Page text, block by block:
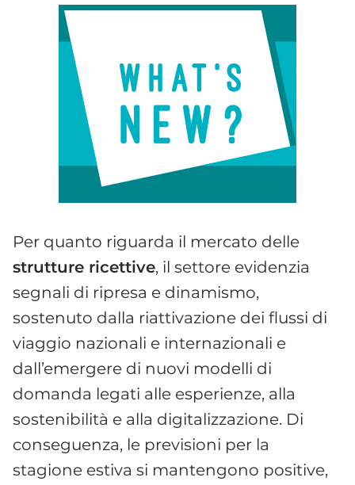
Per quanto riguarda il mercato delle
strutture ricettive, il settore evidenzia
segnali di ripresa e dinamismo,
sostenuto dalla riattivazione dei flussi di
viaggio nazionali e internazionali e
dall’emergere di nuovi modelli di
domanda legati alle esperienze, alla
sostenibilità e alla digitalizzazione. Di
conseguenza, le previsioni per la
stagione estiva si mantengono positive,